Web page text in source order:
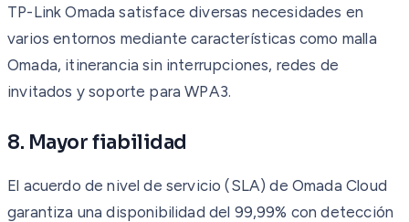
TP-Link Omada satisface diversas necesidades en
varios entornos mediante características como malla
Omada, itinerancia sin interrupciones, redes de
invitados y soporte para WPA3.
8. Mayor fiabilidad
El acuerdo de nivel de servicio (SLA) de Omada Cloud
garantiza una disponibilidad del 99,99% con detección